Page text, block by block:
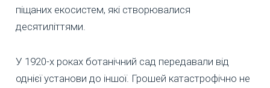
піщаних екосистем, які створювалися
десятиліттями.
У 1920-х роках ботанічний сад передавали від
однієї установи до іншої. Грошей катастрофічно не